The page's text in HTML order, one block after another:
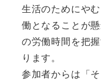
生活のためにや
働となることが
の労働時間を把
ります。
参加者からは「